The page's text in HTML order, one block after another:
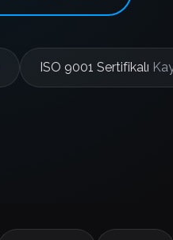
ISO 9001 Sertifikalı